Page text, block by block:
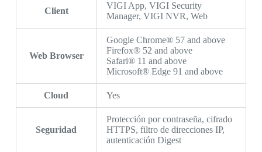
Client
VIGI App, VIGI Security
Manager, VIGI NVR, Web
Web Browser
Google Chrome® 57 and above
Firefox® 52 and above
Safari® 11 and above
Microsoft® Edge 91 and above
Cloud Yes
Seguridad
Protección por contraseña, cifrado
HTTPS, filtro de direcciones IP,
autenticación Digest